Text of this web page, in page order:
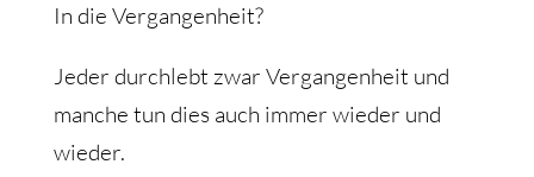
In die Vergangenheit?
Jeder durchlebt zwar Vergangenheit und
manche tun dies auch immer wieder und
wieder.